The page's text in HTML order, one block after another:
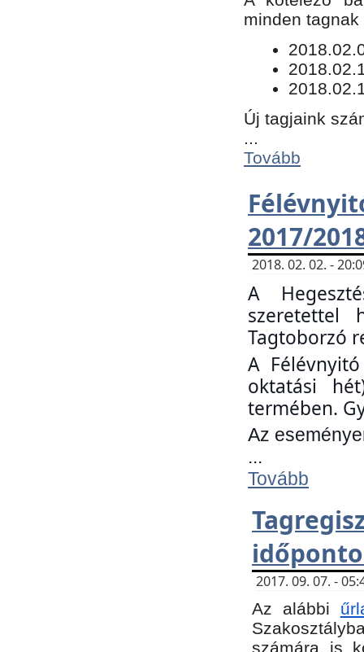
minden
Új tagjaink
Tovább
2017/
2018. 02. 02. -
A
szeretettel
Tagtoborzó
A
oktatási
termében.
Az
...
Tovább
2017. 09. 07. -
Az alábbi
számára is